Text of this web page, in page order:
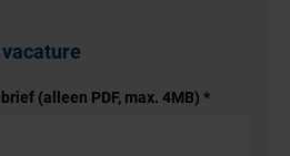
(alleen PDF, max. 4MB)*